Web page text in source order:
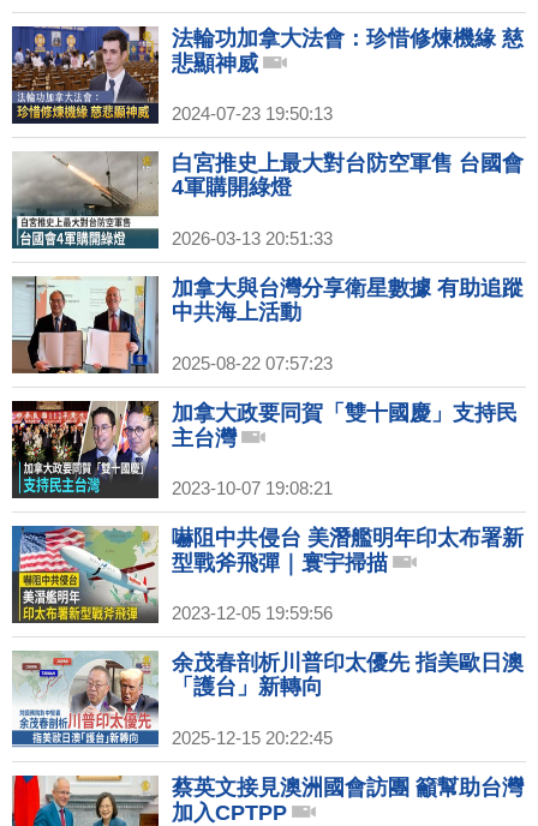
法輪功加拿大法會：珍惜修煉機緣 慈
悲顯神威
2024-07-23 19:50:13
白宮推史上最大對台防空軍售 台國會
4軍購開綠燈
2026-03-13 20:51:33
加拿大與台灣分享衛星數據 有助追蹤
中共海上活動
2025-08-22 07:57:23
加拿大政要同賀「雙十國慶」支持民
主台灣
2023-10-07 19:08:21
嚇阻中共侵台 美潛艦明年印太布署新
型戰斧飛彈｜寰宇掃描
2023-12-05 19:59:56
余茂春剖析川普印太優先 指美歐日澳
「護台」新轉向
2025-12-15 20:22:45
蔡英文接見澳洲國會訪團 籲幫助台灣
加入CPTPP